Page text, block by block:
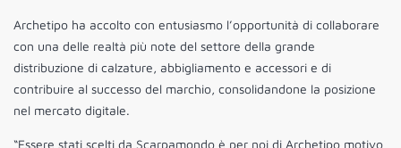
Archetipo ha accolto con entusiasmo l’opportunità di collaborare
con una delle realtà più note del settore della grande
distribuzione di calzature, abbigliamento e accessori e di
contribuire al successo del marchio, consolidandone la posizione
nel mercato digitale.
“Essere stati scelti da Scarpamondo è per noi di Archetipo motivo